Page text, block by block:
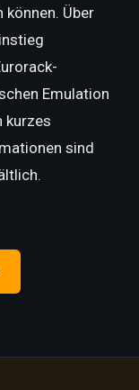
Über
Emulation
kurzes
sind